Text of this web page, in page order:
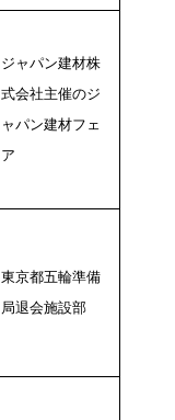
ジャパン建材株
式会社主催のジ
ャパン建材フェ
ア
東京都五輪準備
局退会施設部